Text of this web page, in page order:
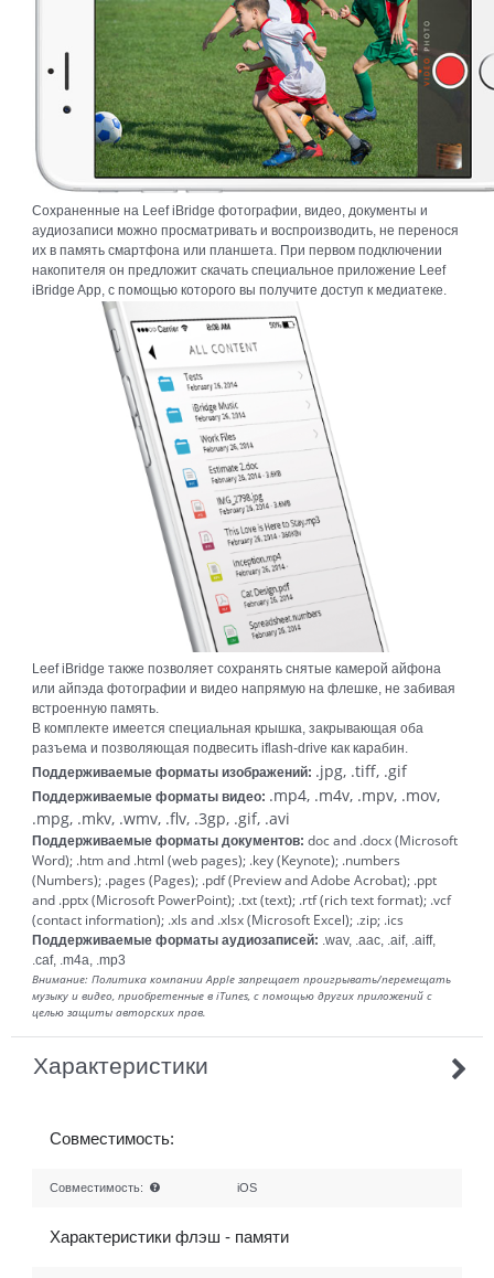
Сохраненные на Leef iBridge фотографии, видео, документы и
аудиозаписи можно просматривать и воспроизводить, не перенося
их в память смартфона или планшета. При первом подключении
накопителя он предложит скачать специальное приложение Leef
iBridge App, с помощью которого вы получите доступ к медиатеке.
Leef iBridge также позволяет сохранять снятые камерой айфона
или айпэда фотографии и видео напрямую на флешке, не забивая
встроенную память.
В комплекте имеется специальная крышка, закрывающая оба
разъема и позволяющая подвесить iflash-drive как карабин.
Поддерживаемые форматы изображений: .jpg, .tiff, .gif
Поддерживаемые форматы видео: .mp4, .m4v, .mpv, .mov,
.mpg, .mkv, .wmv, .flv, .3gp, .gif, .avi
Поддерживаемые форматы документов: doc and .docx (Microsoft
Word); .htm and .html (web pages); .key (Keynote); .numbers
(Numbers); .pages (Pages); .pdf (Preview and Adobe Acrobat); .ppt
and .pptx (Microsoft PowerPoint); .txt (text); .rtf (rich text format); .vcf
(contact information); .xls and .xlsx (Microsoft Excel); .zip; .ics
Поддерживаемые форматы аудиозаписей: .wav, .aac, .aif, .aiff,
.caf, .m4a, .mp3
Внимание: Политика компании Apple запрещает проигрывать/перемещать
музыку и видео, приобретенные в iTunes, с помощью других приложений с
целью защиты авторских прав.
Характеристики
Совместимость:
Совместимость: iOS
Характеристики флэш - памяти